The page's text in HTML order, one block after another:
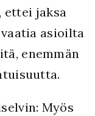
ettei jaksa
asioilta
enemmän
Myös